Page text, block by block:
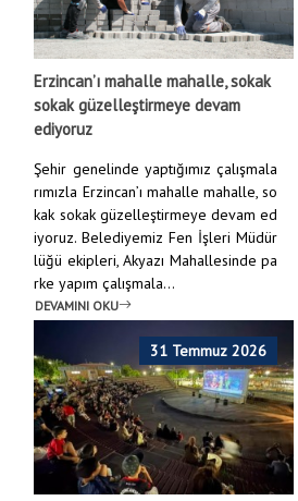
Anasayfa /
Erzincan’ı mahalle mahalle, sokak
sokak güzelleştirmeye devam
ediyoruz
Şehir genelinde yaptığımız çalışmala
rımızla Erzincan’ı mahalle mahalle, so
kak sokak güzelleştirmeye devam ed
iyoruz. Belediyemiz Fen İşleri Müdür
lüğü ekipleri, Akyazı Mahallesinde pa
rke yapım çalışmala...
DEVAMINI OKU
31 Temmuz 2026